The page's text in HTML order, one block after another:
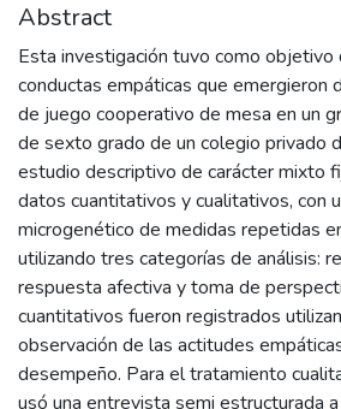
Abstract
Esta investigación tuvo como objetivo
conductas empáticas que emergieron
de juego cooperativo de mesa en un
de sexto grado de un colegio privado
estudio descriptivo de carácter mixto
datos cuantitativos y cualitativos, con
microgenético de medidas repetidas
utilizando tres categorías de análisis:
respuesta afectiva y toma de
cuantitativos fueron registrados
observación de las actitudes
desempeño. Para el tratamiento
usó una entrevista semi estructurada